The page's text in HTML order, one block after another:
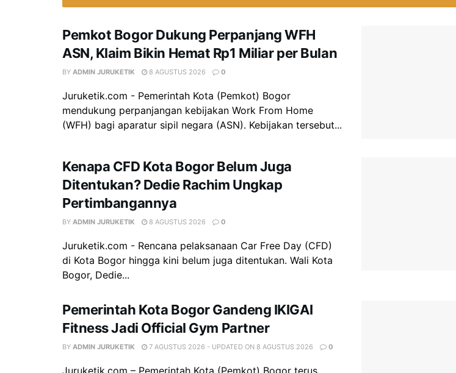
Pemkot Bogor Dukung Perpanjang WFH
ASN, Klaim Bikin Hemat Rp1 Miliar per Bulan
BY ADMIN JURUKETIK 8 AGUSTUS 2026 0
Juruketik.com - Pemerintah Kota (Pemkot) Bogor
mendukung perpanjangan kebijakan Work From Home
(WFH) bagi aparatur sipil negara (ASN). Kebijakan tersebut...
Kenapa CFD Kota Bogor Belum Juga
Ditentukan? Dedie Rachim Ungkap
Pertimbangannya
BY ADMIN JURUKETIK 8 AGUSTUS 2026 0
Juruketik.com - Rencana pelaksanaan Car Free Day (CFD)
di Kota Bogor hingga kini belum juga ditentukan. Wali Kota
Bogor, Dedie...
Pemerintah Kota Bogor Gandeng IKIGAI
Fitness Jadi Official Gym Partner
BY ADMIN JURUKETIK 7 AGUSTUS 2026 - UPDATED ON 8 AGUSTUS 2026 0
Juruketik.com – Pemerintah Kota (Pemkot) Bogor terus